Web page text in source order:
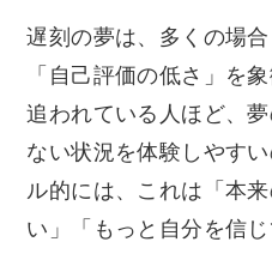
遅刻の夢は、多くの場
「自己評価の低さ」を
追われている人ほど、
ない状況を体験しやす
ル的には、これは「本
い」「もっと自分を信